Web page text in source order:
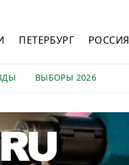
ПЕТЕРБУРГ РОССИЯ
ВЫБОРЫ 2026